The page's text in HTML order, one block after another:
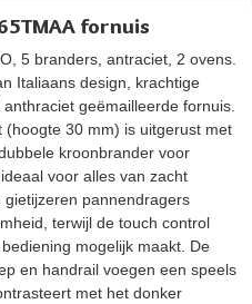
fornuis
5 branders, antraciet, 2 ovens.
Italiaans design, krachtige
geëmailleerde fornuis.
30 mm) is uitgerust met
kroonbrander voor
voor alles van zacht
pannendragers
terwijl de touch control
mogelijk maakt. De
en handrail voegen een speels
met het donker